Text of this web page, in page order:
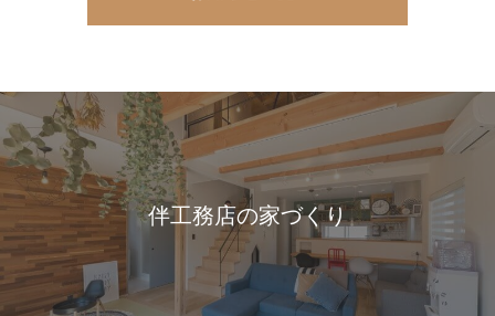
伴工務店の家づくり